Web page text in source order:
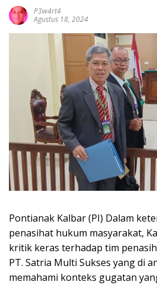
P3w4rt4
Agustus 18, 2024
Pontianak Kalbar (PI) Dalam
penasihat hukum masyarakat,
kritik keras terhadap tim
PT. Satria Multi Sukses yang di
memahami konteks gugatan